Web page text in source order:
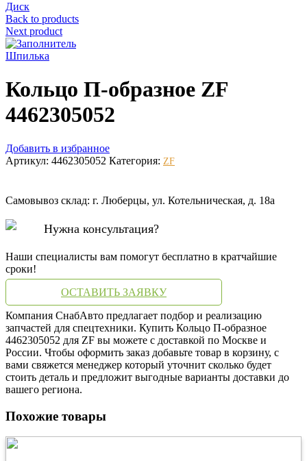
Диск
Back to products
Next product
Шпилька
Кольцо П-образное ZF
4462305052
Добавить в избранное
Артикул: 4462305052 Категория: ZF
Самовывоз склад: г. Люберцы, ул. Котельническая, д. 18а
Нужна консультация?
Наши специалисты вам помогут бесплатно в кратчайшие
сроки!
ОСТАВИТЬ ЗАЯВКУ
Компания СнабАвто предлагает подбор и реализацию
запчастей для спецтехники. Купить Кольцо П-образное
4462305052 для ZF вы можете с доставкой по Москве и
России. Чтобы оформить заказ добавьте товар в корзину, с
вами свяжется менеджер который уточнит сколько будет
стоить деталь и предложит выгодные варианты доставки до
вашего региона.
Похожие товары